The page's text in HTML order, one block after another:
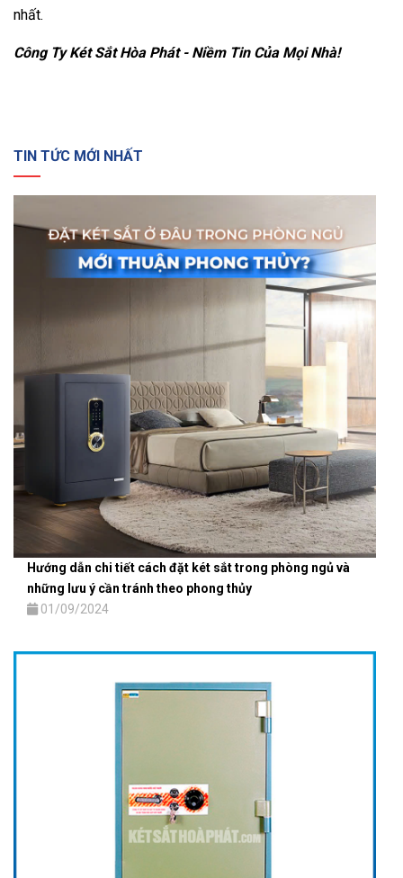
nhất.
Công Ty Két Sắt Hòa Phát - Niềm Tin Của Mọi Nhà!
TIN TỨC MỚI NHẤT
Hướng dẫn chi tiết cách đặt két sắt trong phòng ngủ và
những lưu ý cần tránh theo phong thủy
01/09/2024